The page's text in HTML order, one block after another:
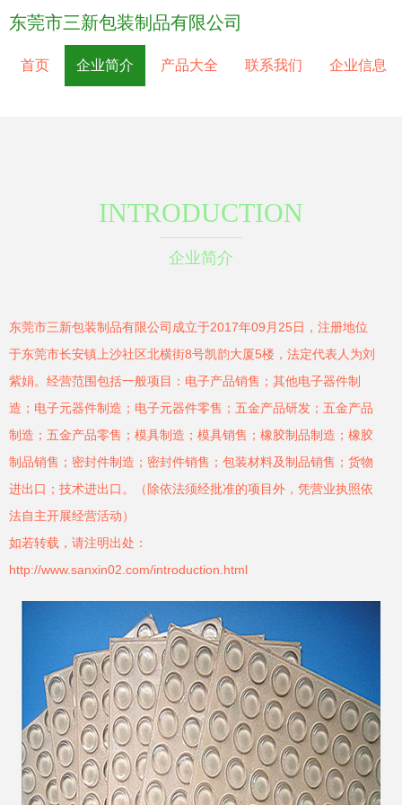
东莞市三新包装制品有限公司
首页 企业简介 产品大全 联系我们 企业信息
INTRODUCTION
企业简介
东莞市三新包装制品有限公司成立于2017年09月25日，注册地位
于东莞市长安镇上沙社区北横街8号凯韵大厦5楼，法定代表人为刘
紫娟。经营范围包括一般项目：电子产品销售；其他电子器件制
造；电子元器件制造；电子元器件零售；五金产品研发；五金产品
制造；五金产品零售；模具制造；模具销售；橡胶制品制造；橡胶
制品销售；密封件制造；密封件销售；包装材料及制品销售；货物
进出口；技术进出口。（除依法须经批准的项目外，凭营业执照依
法自主开展经营活动）
如若转载，请注明出处：
http://www.sanxin02.com/introduction.html